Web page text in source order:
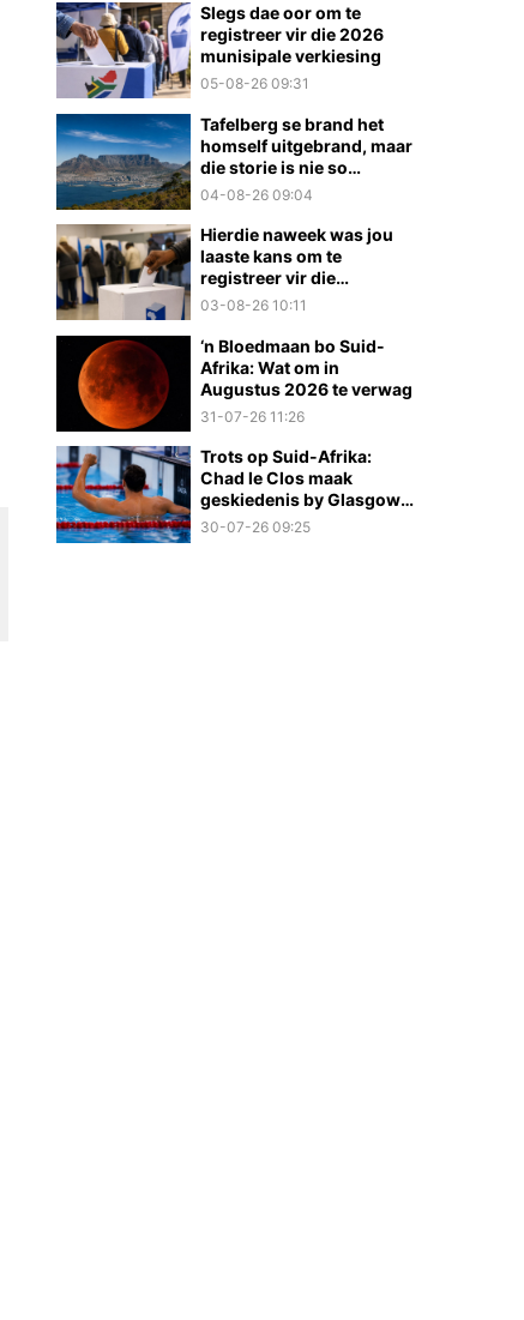
Slegs dae oor om te
registreer vir die 2026
munisipale verkiesing
05-08-26 09:31
Tafelberg se brand het
homself uitgebrand, maar
die storie is nie so
eenvoudig nie
04-08-26 09:04
Hierdie naweek was jou
laaste kans om te
registreer vir die
munisipale verkiesings
03-08-26 10:11
‘n Bloedmaan bo Suid-
Afrika: Wat om in
Augustus 2026 te verwag
31-07-26 11:26
Trots op Suid-Afrika:
Chad le Clos maak
geskiedenis by Glasgow
2026
30-07-26 09:25